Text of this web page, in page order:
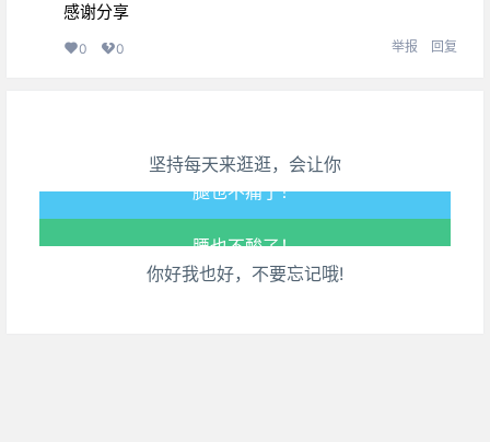
感谢分享
0 0 举报 回复
坚持每天来逛逛，会让你
走路也有劲了！
腿也不痛了！
腰也不酸了！
你好我也好，不要忘记哦!